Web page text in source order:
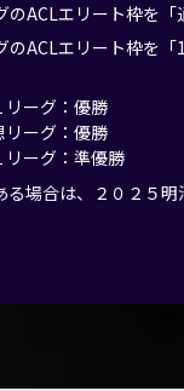
ACLエリート枠を「
ACLエリート枠を「
リーグ：優勝
リーグ：優勝
ーグ：準優勝
場合は、２０２５